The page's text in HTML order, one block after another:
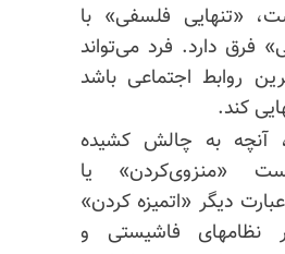
«تنهایی فلسفی» با
فرق دارد. فرد می‌تواند
روابط اجتماعی باشد
کند.
آنچه به چالش کشیده
«منزوی‌کردن» یا
دیگر «اتمیزه کردن»
فاشیستی و